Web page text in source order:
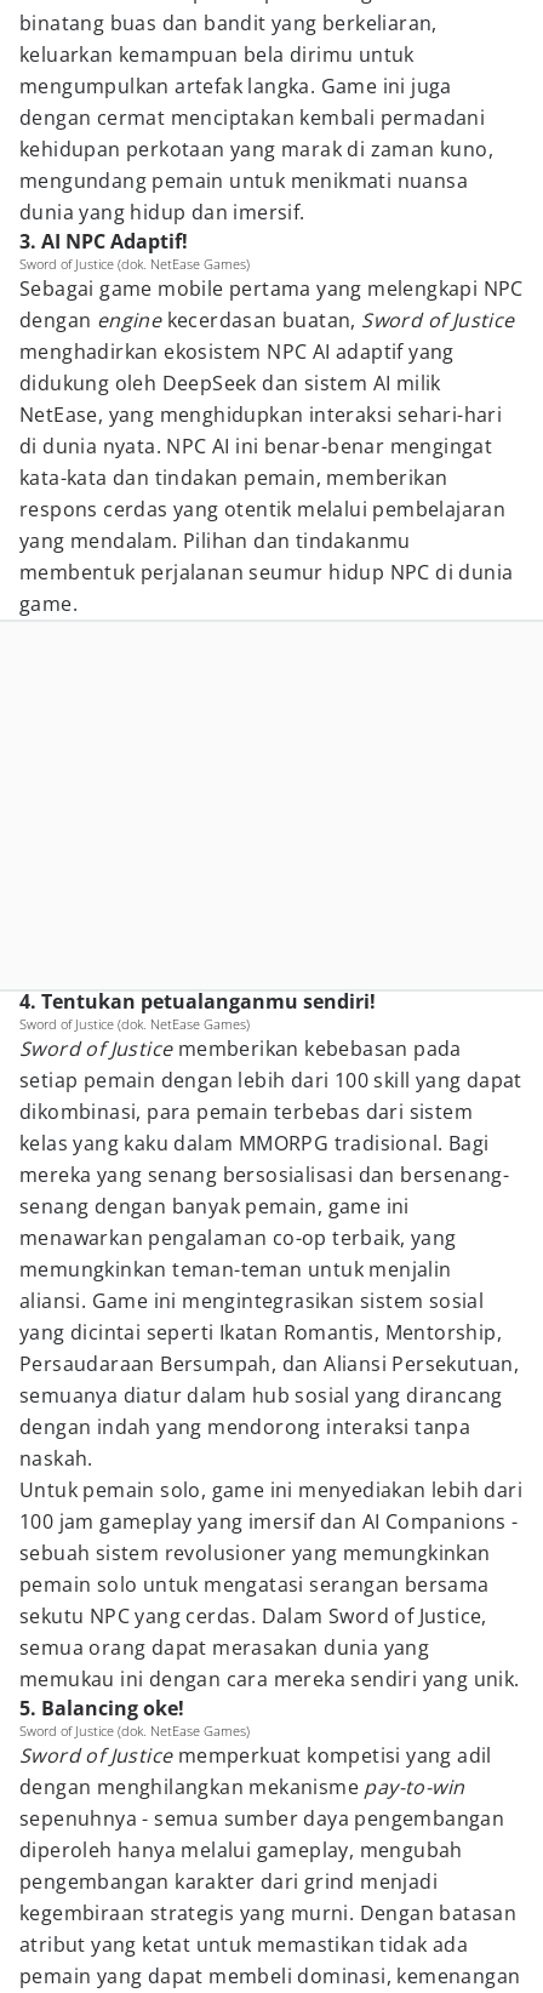
binatang buas dan bandit yang berkeliaran,
keluarkan kemampuan bela dirimu untuk
mengumpulkan artefak langka. Game ini juga
dengan cermat menciptakan kembali permadani
kehidupan perkotaan yang marak di zaman kuno,
mengundang pemain untuk menikmati nuansa
dunia yang hidup dan imersif.
3. AI NPC Adaptif!
Sword of Justice (dok. NetEase Games)
Sebagai game mobile pertama yang melengkapi NPC
dengan engine kecerdasan buatan, Sword of Justice
menghadirkan ekosistem NPC AI adaptif yang
didukung oleh DeepSeek dan sistem AI milik
NetEase, yang menghidupkan interaksi sehari-hari
di dunia nyata. NPC AI ini benar-benar mengingat
kata-kata dan tindakan pemain, memberikan
respons cerdas yang otentik melalui pembelajaran
yang mendalam. Pilihan dan tindakanmu
membentuk perjalanan seumur hidup NPC di dunia
game.
4. Tentukan petualanganmu sendiri!
Sword of Justice (dok. NetEase Games)
Sword of Justicememberikan kebebasan pada
setiap pemain dengan lebih dari 100 skill yang dapat
dikombinasi, para pemain terbebas dari sistem
kelas yang kaku dalam MMORPG tradisional. Bagi
mereka yang senang bersosialisasi dan bersenang-
senang dengan banyak pemain, game ini
menawarkan pengalaman co-op terbaik, yang
memungkinkan teman-teman untuk menjalin
aliansi. Game ini mengintegrasikan sistem sosial
yang dicintai seperti Ikatan Romantis, Mentorship,
Persaudaraan Bersumpah, dan Aliansi Persekutuan,
semuanya diatur dalam hub sosial yang dirancang
dengan indah yang mendorong interaksi tanpa
naskah.
Untuk pemain solo, game ini menyediakan lebih dari
100 jam gameplay yang imersif dan AI Companions -
sebuah sistem revolusioner yang memungkinkan
pemain solo untuk mengatasi serangan bersama
sekutu NPC yang cerdas. Dalam Sword of Justice,
semua orang dapat merasakan dunia yang
memukau ini dengan cara mereka sendiri yang unik.
5. Balancing oke!
Sword of Justice (dok. NetEase Games)
Sword of Justicememperkuat kompetisi yang adil
dengan menghilangkan mekanisme pay-to-win
sepenuhnya - semua sumber daya pengembangan
diperoleh hanya melalui gameplay, mengubah
pengembangan karakter dari grind menjadi
kegembiraan strategis yang murni. Dengan batasan
atribut yang ketat untuk memastikan tidak ada
pemain yang dapat membeli dominasi, kemenangan